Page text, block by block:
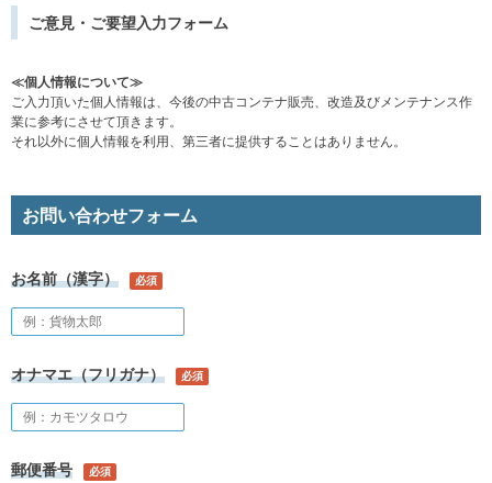
ご意見・ご要望入力フォーム
≪個人情報について≫
ご入力頂いた個人情報は、今後の中古コンテナ販売、改造及びメンテナンス作
業に参考にさせて頂きます。
それ以外に個人情報を利用、第三者に提供することはありません。
お問い合わせフォーム
お名前（漢字） 必須
オナマエ（フリガナ） 必須
郵便番号 必須